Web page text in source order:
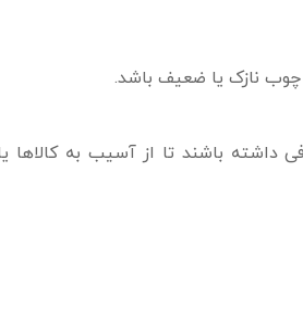
نازک یا ضعیف باشد.
باشند تا از آسیب به کالاها یا